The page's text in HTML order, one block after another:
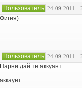
Пользователь 24-09-2011 -
Фигня)
Пользователь 24-09-2011 -
Парни дай те аккуант
аккаунт